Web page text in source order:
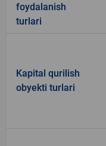
foydalanish
turlari
Kapital qurilish
obyekti turlari